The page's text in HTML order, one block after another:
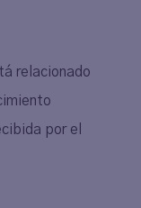
relacionado
por el